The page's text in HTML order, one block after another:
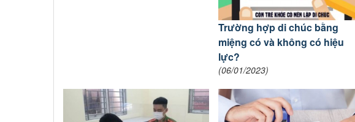
Trường hợp di chúc bằng
miệng có và không có hiệu
lực?
(06/01/2023)